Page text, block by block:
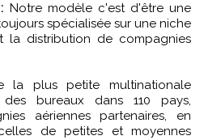
Notre modèle c'est d'être une
spécialisée sur une niche
la distribution de compagnies
plus petite multinationale
bureaux dans 110 pays,
aériennes partenaires, en
de petites et moyennes